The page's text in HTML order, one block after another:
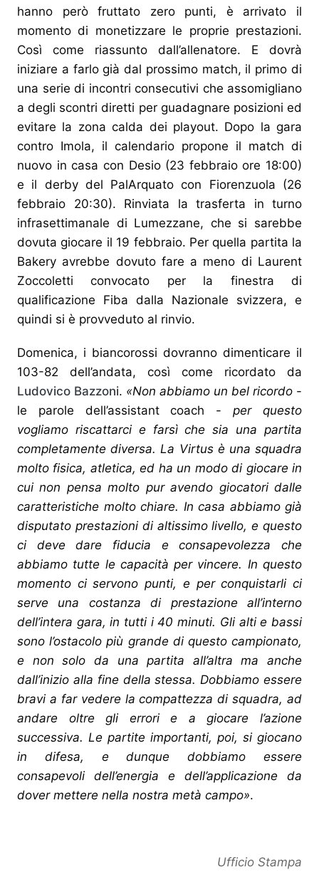
hanno però fruttato zero punti, è arrivato il
momento di monetizzare le proprie prestazioni.
Così come riassunto dall’allenatore. E dovrà
iniziare a farlo già dal prossimo match, il primo di
una serie di incontri consecutivi che assomigliano
a degli scontri diretti per guadagnare posizioni ed
evitare la zona calda dei playout. Dopo la gara
contro Imola, il calendario propone il match di
nuovo in casa con Desio (23 febbraio ore 18:00)
e il derby del PalArquato con Fiorenzuola (26
febbraio 20:30). Rinviata la trasferta in turno
infrasettimanale di Lumezzane, che si sarebbe
dovuta giocare il 19 febbraio. Per quella partita la
Bakery avrebbe dovuto fare a meno di Laurent
Zoccoletti convocato per la finestra di
qualificazione Fiba dalla Nazionale svizzera, e
quindi si è provveduto al rinvio.
Domenica, i biancorossi dovranno dimenticare il
103-82 dell’andata, così come ricordato da
Ludovico Bazzoni. «Non abbiamo un bel ricordo -
le parole dell’assistant coach - per questo
vogliamo riscattarci e farsì che sia una partita
completamente diversa. La Virtus è una squadra
molto fisica, atletica, ed ha un modo di giocare in
cui non pensa molto pur avendo giocatori dalle
caratteristiche molto chiare. In casa abbiamo già
disputato prestazioni di altissimo livello, e questo
ci deve dare fiducia e consapevolezza che
abbiamo tutte le capacità per vincere. In questo
momento ci servono punti, e per conquistarli ci
serve una costanza di prestazione all’interno
dell’intera gara, in tutti i 40 minuti. Gli alti e bassi
sono l’ostacolo più grande di questo campionato,
e non solo da una partita all’altra ma anche
dall’inizio alla fine della stessa. Dobbiamo essere
bravi a far vedere la compattezza di squadra, ad
andare oltre gli errori e a giocare l’azione
successiva. Le partite importanti, poi, si giocano
in difesa, e dunque dobbiamo essere
consapevoli dell’energia e dell’applicazione da
dover mettere nella nostra metà campo».
Ufficio Stampa